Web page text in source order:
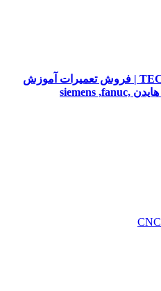
تکنوست TECHNOSET | فروش تعمیرات آموزش
برنامه نویسی cnc زیمنس فانوک هایدن siemens ,fanuc,